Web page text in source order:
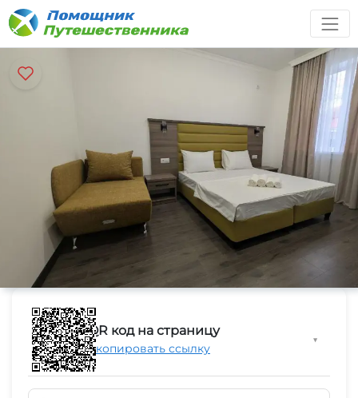
QR код на страницу
Скопировать ссылку
▼